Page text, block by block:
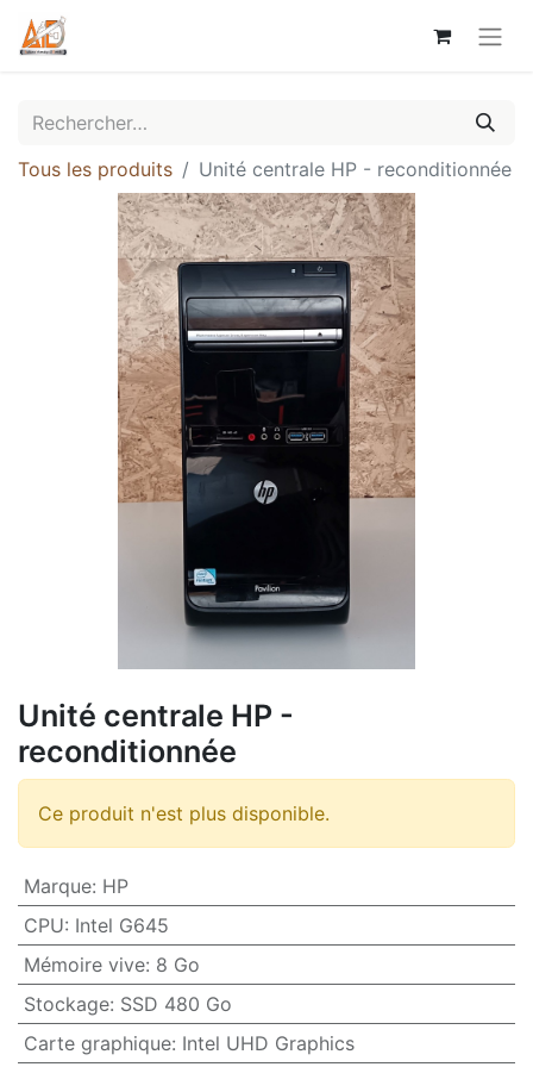
Tous les produits Unité centrale HP - reconditionnée
Unité centrale HP -
reconditionnée
Ce produit n'est plus disponible.
Marque: HP
CPU: Intel G645
Mémoire vive: 8 Go
Stockage: SSD 480 Go
Carte graphique: Intel UHD Graphics